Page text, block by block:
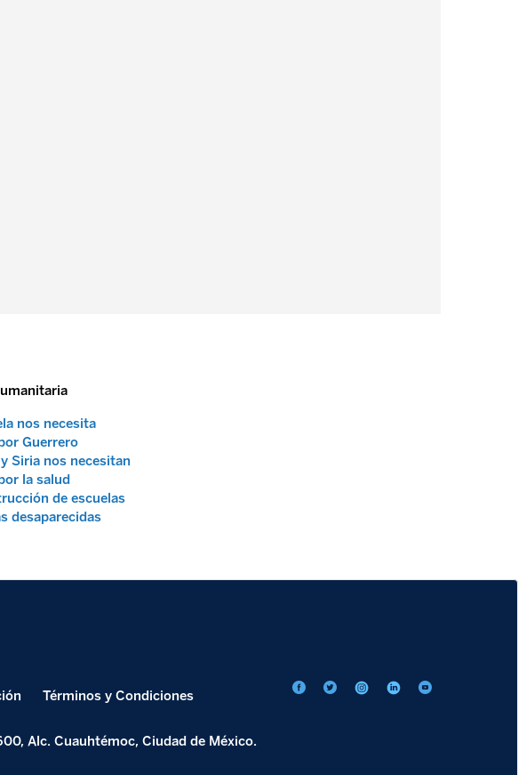
nos necesita
Guerrero
Siria nos necesitan
la salud
de escuelas
desaparecidas
Términos y Condiciones
Alc. Cuauhtémoc, Ciudad de México.